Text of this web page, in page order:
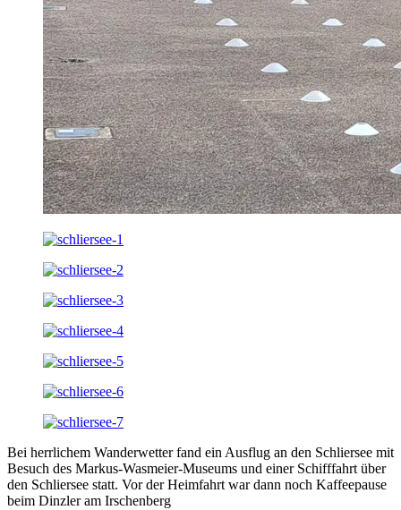
Bei herrlichem Wanderwetter fand ein Ausflug an den Schliersee mit
Besuch des Markus-Wasmeier-Museums und einer Schifffahrt über
den Schliersee statt. Vor der Heimfahrt war dann noch Kaffeepause
beim Dinzler am Irschenberg